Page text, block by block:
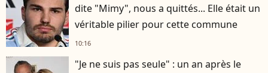
dite "Mimy", nous a quittés... Elle était un
véritable pilier pour cette commune
10:16
"Je ne suis pas seule" : un an après le